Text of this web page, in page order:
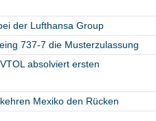
der Lufthansa Group
737-7 die Musterzulassung
absolviert ersten
Mexiko den Rücken